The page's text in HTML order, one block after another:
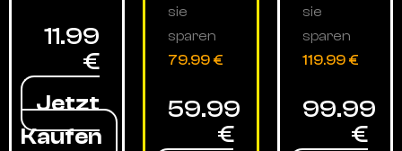
11.99
€
Jetzt
Kaufen
sie
sparen
79.99 €
59.99
€
sie
sparen
119.99 €
99.99
€